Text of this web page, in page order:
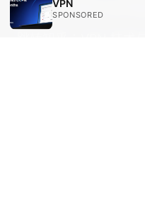
F5 edge client
VPN
SPONSORED